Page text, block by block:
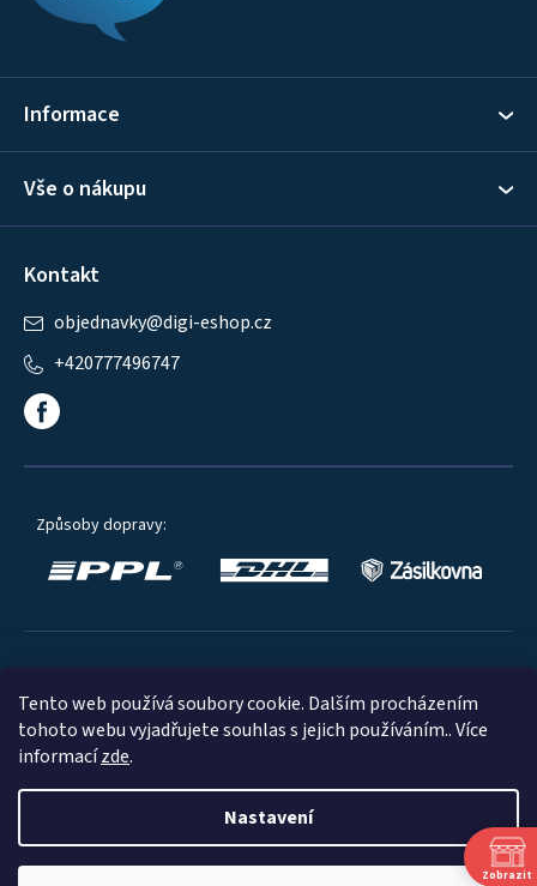
Tento web používá soubory cookie. Dalším procházením
tohoto webu vyjadřujete souhlas s jejich používáním.. Více
informacízde.
Nastavení
Informace
Vše o nákupu
Kontakt
objednavky@digi-eshop.cz
+420777496747
Způsoby dopravy:
Oblíbené způsoby platby:
© 2023
Zobrazit